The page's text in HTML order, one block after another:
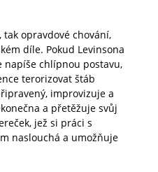
opravdové chování,
díle. Pokud Levinsona
napíše chlípnou postavu,
terorizovat štáb
improvizuje a
a přetěžuje svůj
jež si práci s
naslouchá a umožňuje